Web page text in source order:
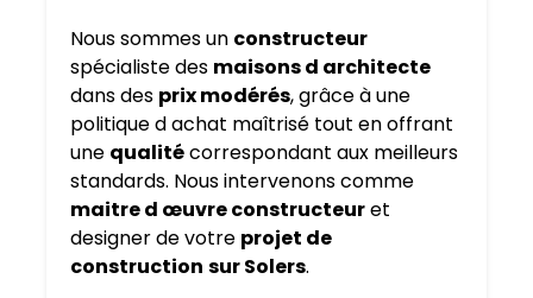
Nous sommes un constructeur
spécialiste des maisons d architecte
dans des prix modérés, grâce à une
politique d achat maîtrisé tout en offrant
une qualitécorrespondant aux meilleurs
standards. Nous intervenons comme
maitre d œuvre constructeuret
designer de votre projet de
construction sur Solers.